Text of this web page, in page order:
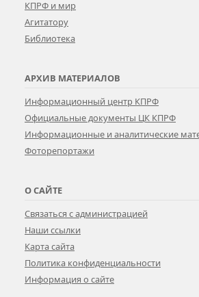
КПРФ и мир
Агитатору
Библиотека
АРХИВ МАТЕРИАЛОВ
Информационный центр КПРФ
Официальные документы ЦК КПРФ
Информационные и аналитические
Фоторепортажи
О САЙТЕ
Связаться с администрацией
Наши ссылки
Карта сайта
Политика конфиденциальности
Информация о сайте